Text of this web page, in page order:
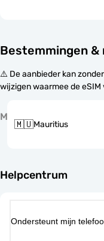
Bestemmingen
⚠️ De aanbieder kan
wijzigen waarmee de
M
🇲🇺Mauritius
Helpcentrum
Ondersteunt mijn